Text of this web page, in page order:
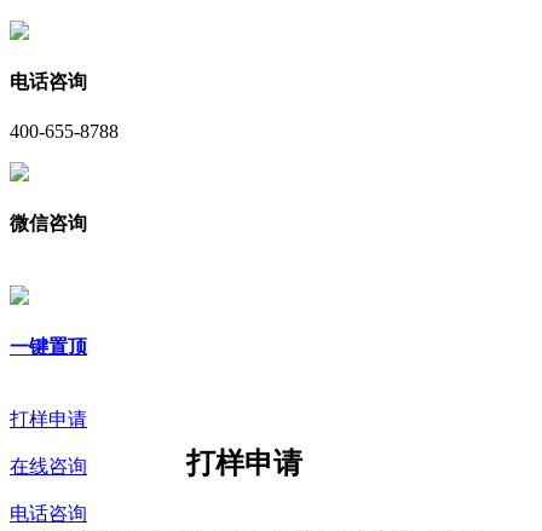
电话咨询
400-655-8788
微信咨询
一键置顶
打样申请
在线咨询
电话咨询
打样申请